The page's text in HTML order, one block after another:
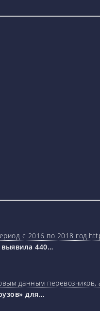
с 2016 по 2018
440…
данным перевозчиков,
для…